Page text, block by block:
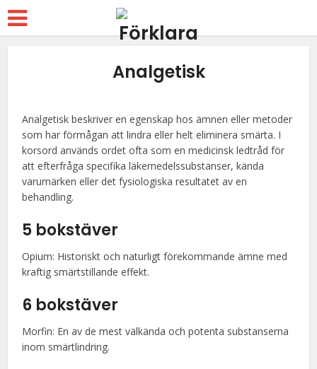
Analgetisk
Analgetisk beskriver en egenskap hos ämnen eller metoder
som har förmågan att lindra eller helt eliminera smärta. I
korsord används ordet ofta som en medicinsk ledtråd för
att efterfråga specifika läkemedelssubstanser, kända
varumärken eller det fysiologiska resultatet av en
behandling.
5 bokstäver
Opium: Historiskt och naturligt förekommande ämne med
kraftig smärtstillande effekt.
6 bokstäver
Morfin: En av de mest välkända och potenta substanserna
inom smärtlindring.